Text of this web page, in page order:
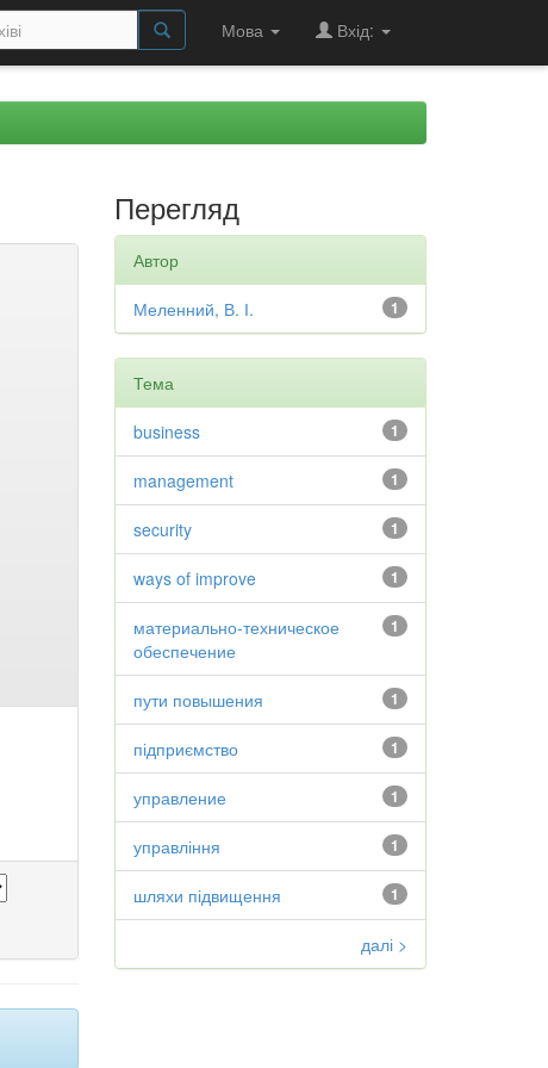
Мова Вхід:
Перегляд
Автор
1
Меленний, В. І.
Тема
1
business
1
management
1
security
1
ways of improve
1
материально-техническое
обеспечение
1
пути повышения
1
підприємство
1
управление
1
управління
1
шляхи підвищення
далі >